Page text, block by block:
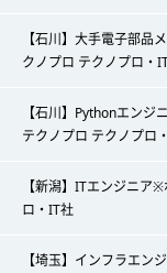
【石川】大手電子部品
クノプロ テクノプロ・
【石川】Pythonエン
テクノプロ テクノプロ
【新潟】ITエンジニア
ロ・IT社
【埼玉】インフラエン